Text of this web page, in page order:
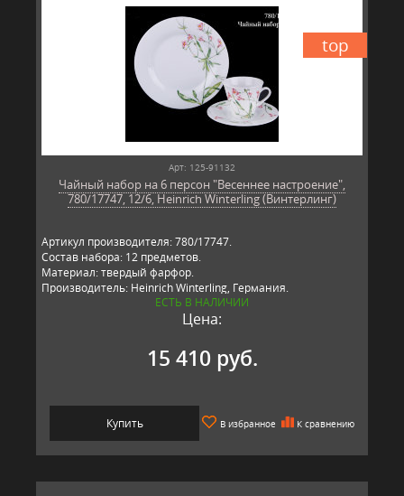
top
Арт: 125-91132
Чайный набор на 6 персон "Весеннее настроение",
780/17747, 12/6, Heinrich Winterling (Винтерлинг)
Артикул производителя: 780/17747.
Состав набора: 12 предметов.
Материал: твердый фарфор.
Производитель: Heinrich Winterling, Германия.
ЕСТЬ В НАЛИЧИИ
Цена:
15 410 руб.
Купить В избранное К сравнению